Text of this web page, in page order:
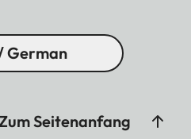
German
Seitenanfang